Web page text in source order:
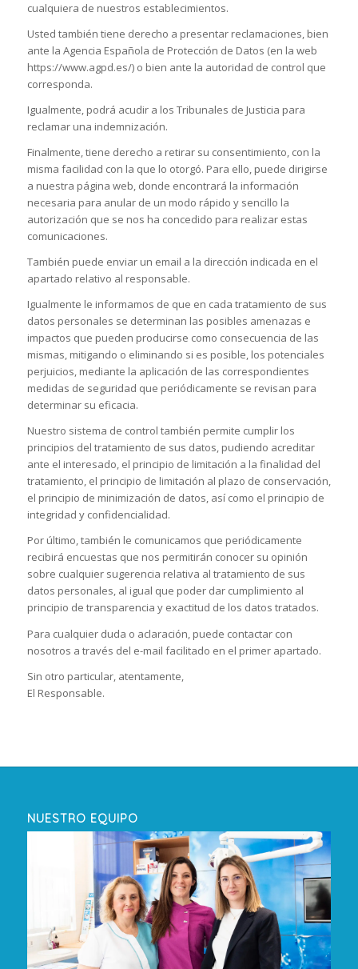
cualquiera de nuestros establecimientos.
Usted también tiene derecho a presentar reclamaciones, bien
ante la Agencia Española de Protección de Datos (en la web
https://www.agpd.es/) o bien ante la autoridad de control que
corresponda.
Igualmente, podrá acudir a los Tribunales de Justicia para
reclamar una indemnización.
Finalmente, tiene derecho a retirar su consentimiento, con la
misma facilidad con la que lo otorgó. Para ello, puede dirigirse
a nuestra página web, donde encontrará la información
necesaria para anular de un modo rápido y sencillo la
autorización que se nos ha concedido para realizar estas
comunicaciones.
También puede enviar un email a la dirección indicada en el
apartado relativo al responsable.
Igualmente le informamos de que en cada tratamiento de sus
datos personales se determinan las posibles amenazas e
impactos que pueden producirse como consecuencia de las
mismas, mitigando o eliminando si es posible, los potenciales
perjuicios, mediante la aplicación de las correspondientes
medidas de seguridad que periódicamente se revisan para
determinar su eficacia.
Nuestro sistema de control también permite cumplir los
principios del tratamiento de sus datos, pudiendo acreditar
ante el interesado, el principio de limitación a la finalidad del
tratamiento, el principio de limitación al plazo de conservación,
el principio de minimización de datos, así como el principio de
integridad y confidencialidad.
Por último, también le comunicamos que periódicamente
recibirá encuestas que nos permitirán conocer su opinión
sobre cualquier sugerencia relativa al tratamiento de sus
datos personales, al igual que poder dar cumplimiento al
principio de transparencia y exactitud de los datos tratados.
Para cualquier duda o aclaración, puede contactar con
nosotros a través del e-mail facilitado en el primer apartado.
Sin otro particular, atentamente,
El Responsable.
NUESTRO EQUIPO